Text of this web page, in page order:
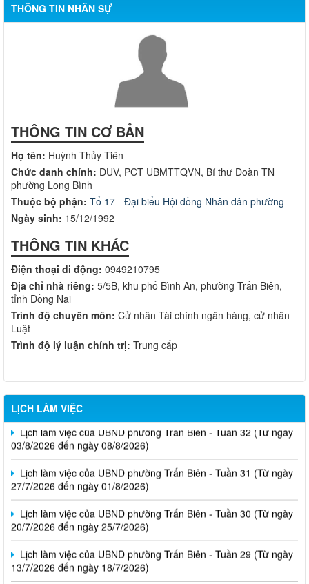
THÔNG TIN NHÂN SỰ
THÔNG TIN CƠ BẢN
Họ tên: Huỳnh Thủy Tiên
Chức danh chính: ĐUV, PCT UBMTTQVN, Bí thư Đoàn TN
phường Long Bình
Thuộc bộ phận: Tổ 17 - Đại biểu Hội đồng Nhân dân phường
Ngày sinh: 15/12/1992
THÔNG TIN KHÁC
Điện thoại di động: 0949210795
Địa chỉ nhà riêng: 5/5B, khu phố Bình An, phường Trấn Biên,
tỉnh Đồng Nai
Trình độ chuyên môn: Cử nhân Tài chính ngân hàng, cử nhân
Luật
Trình độ lý luận chính trị: Trung cấp
LỊCH LÀM VIỆC
Lịch làm việc của UBND phường Trấn Biên - Tuần 32 (Từ ngày
03/8/2026 đến ngày 08/8/2026)
Lịch làm việc của UBND phường Trấn Biên - Tuần 31 (Từ ngày
27/7/2026 đến ngày 01/8/2026)
Lịch làm việc của UBND phường Trấn Biên - Tuần 30 (Từ ngày
20/7/2026 đến ngày 25/7/2026)
Lịch làm việc của UBND phường Trấn Biên - Tuần 29 (Từ ngày
13/7/2026 đến ngày 18/7/2026)